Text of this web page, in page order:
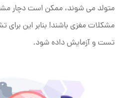
متولد می‌ شوند، ممکن است دچار
مشکلات مغزی باشند! بنابر این
تست و آزمایش داده شود.